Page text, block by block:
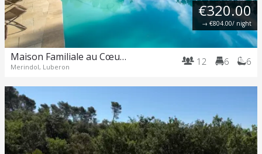
€320.00
→ €804.00/ night
Maison Familiale au Cœur du Luberon avec Piscine et Vues Panoramiques
Merindol, Luberon 12 6 6